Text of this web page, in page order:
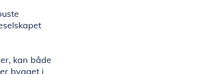
kan både
bygget i